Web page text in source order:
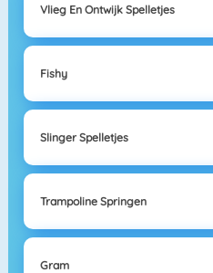
Vlieg En Ontwijk Spelletjes
Fishy
Slinger Spelletjes
Trampoline Springen
Gram